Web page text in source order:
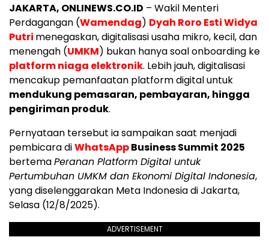
JAKARTA, ONLINEWS.CO.ID – Wakil Menteri
Perdagangan (Wamendag) Dyah Roro Esti Widya
Putri menegaskan, digitalisasi usaha mikro, kecil, dan
menengah (UMKM) bukan hanya soal onboarding ke
platform niaga elektronik. Lebih jauh, digitalisasi
mencakup pemanfaatan platform digital untuk
mendukung pemasaran, pembayaran, hingga
pengiriman produk.
Pernyataan tersebut ia sampaikan saat menjadi
pembicara diWhatsAppBusiness Summit 2025
bertemaPeranan Platform Digital untuk
Pertumbuhan UMKM dan Ekonomi Digital Indonesia,
yang diselenggarakan Meta Indonesia di Jakarta,
Selasa (12/8/2025).
ADVERTISEMENT